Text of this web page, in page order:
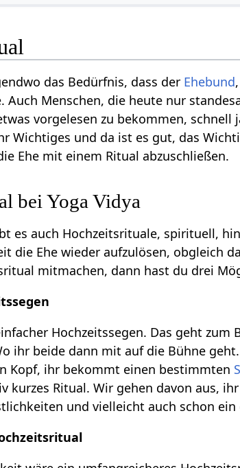
das Bedürfnis, dass der Ehebund
Auch Menschen, die heute nur
vorgelesen zu bekommen, schnell
Wichtiges und da ist es gut, das
Ehe mit einem Ritual abzuschließen.
bei Yoga Vidya
es auch Hochzeitsrituale, spirituell,
die Ehe wieder aufzulösen, obgleich
mitmachen, dann hast du drei
Hochzeitssegen. Das geht
ihr beide dann mit auf die Bühne
Kopf, ihr bekommt einen bestimmten
kurzes Ritual. Wir gehen davon aus,
und vielleicht auch schon